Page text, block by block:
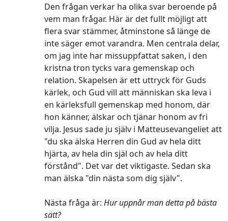
Den frågan verkar ha olika svar beroende på
vem man frågar. Här är det fullt möjligt att
flera svar stämmer, åtminstone så länge de
inte säger emot varandra. Men centrala delar,
om jag inte har missuppfattat saken, i den
kristna tron tycks vara gemenskap och
relation. Skapelsen är ett uttryck för Guds
kärlek, och Gud vill att människan ska leva i
en kärleksfull gemenskap med honom, där
hon känner, älskar och tjänar honom av fri
vilja. Jesus sade ju själv i Matteusevangeliet att
"du ska älska Herren din Gud av hela ditt
hjärta, av hela din själ och av hela ditt
förstånd". Det var det viktigaste. Sedan ska
man älska "din nästa som dig själv".
Nästa fråga är: Hur uppnår man detta på bästa
sätt?